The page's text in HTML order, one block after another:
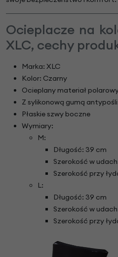
Ocieplacze na
XLC, cechy
Marka: XLC
Kolor: Czarny
Ocieplany materiał
Z sylikonową gumą
Płaskie szwy boczne
Wymiary:
M:
Długość: 39 cm
Szerokość w
Szerokość przy
L:
Długość: 39 cm
Szerokość w
Szerokość przy